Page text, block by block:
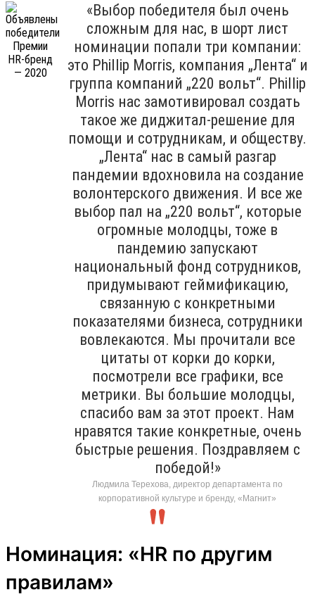
«Выбор победителя был очень
сложным для нас, в шорт лист
номинации попали три компании:
это Phillip Morris, компания „Лента“ и
группа компаний „220 вольт“. Phillip
Morris нас замотивировал создать
такое же диджитал-решение для
помощи и сотрудникам, и обществу.
„Лента“ нас в самый разгар
пандемии вдохновила на создание
волонтерского движения. И все же
выбор пал на „220 вольт“, которые
огромные молодцы, тоже в
пандемию запускают
национальный фонд сотрудников,
придумывают геймификацию,
связанную с конкретными
показателями бизнеса, сотрудники
вовлекаются. Мы прочитали все
цитаты от корки до корки,
посмотрели все графики, все
метрики. Вы большие молодцы,
спасибо вам за этот проект. Нам
нравятся такие конкретные, очень
быстрые решения. Поздравляем с
победой!»
Людмила Терехова, директор департамента по
корпоративной культуре и бренду, «Магнит»
Номинация: «HR по другим
правилам»